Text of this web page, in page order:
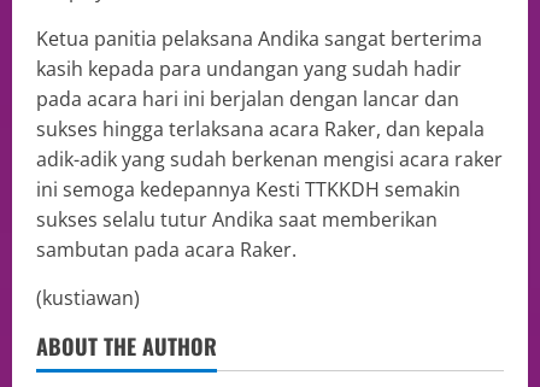
Ketua panitia pelaksana Andika sangat berterima
kasih kepada para undangan yang sudah hadir
pada acara hari ini berjalan dengan lancar dan
sukses hingga terlaksana acara Raker, dan kepala
adik-adik yang sudah berkenan mengisi acara raker
ini semoga kedepannya Kesti TTKKDH semakin
sukses selalu tutur Andika saat memberikan
sambutan pada acara Raker.
(kustiawan)
ABOUT THE AUTHOR